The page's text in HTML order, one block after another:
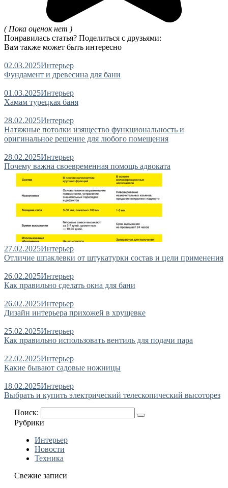
( Пока оценок нет )
Понравилась статья? Поделиться с друзьями:
Вам также может быть интересно
02.03.2025Интерьер
Фундамент и древесина для бани
01.03.2025Интерьер
Хамам турецкая баня
28.02.2025Интерьер
Натяжные потолки изящество функциональность и
оригинальное решение для любого помещения
28.02.2025Интерьер
Почему важна своевременная помощь адвоката
27.02.2025Интерьер
Отличие шпаклевки от штукатурки состав и цели применения
26.02.2025Интерьер
Как правильно сделать окна для бани
26.02.2025Интерьер
Дизайн интерьера прихожей в хрущевке
25.02.2025Интерьер
Как правильно использовать вентиль для подачи пара
22.02.2025Интерьер
Какие бывают садовые ножницы
18.02.2025Интерьер
Выбрать и купить электрический телескопический высоторез
Поиск:
Рубрики
Интерьер
Новости
Техника
Свежие записи